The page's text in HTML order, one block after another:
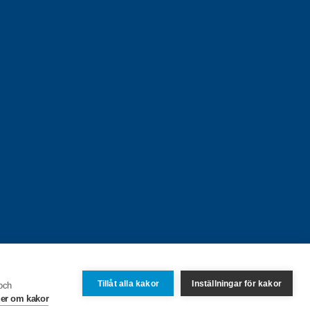
om kakor
Tillåt alla kakor Inställningar för kakor